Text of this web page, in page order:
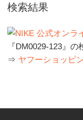
検索結果
『DM0029-123』の
⇒ ヤフーショッピ